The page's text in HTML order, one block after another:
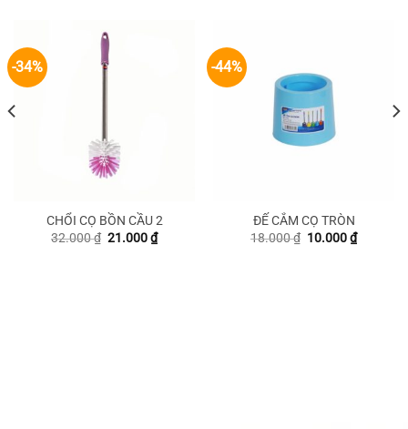
-34%
CHỔI CỌ BỒN CẦU 2
32.000₫ Giá
21.000₫Giá
hiện
-44%
ĐẾ CẮM CỌ TRÒN
18.000₫ Giá
10.000₫Giá
hiện